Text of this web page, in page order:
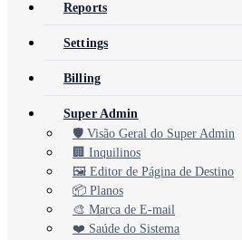
Reports
Settings
Billing
Super Admin
🛡️ Visão Geral do Super Admin
🏢 Inquilinos
🖼️ Editor de Página de Destino
📦 Planos
🎨 Marca de E-mail
❤️ Saúde do Sistema